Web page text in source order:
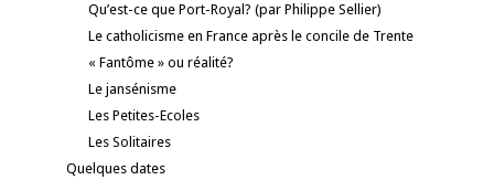
Qu’est-ce que Port-Royal? (par Philippe Sellier)
Le catholicisme en France après le concile de Trente
« Fantôme » ou réalité?
Le jansénisme
Les Petites-Ecoles
Les Solitaires
Quelques dates